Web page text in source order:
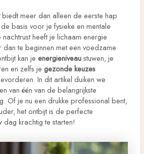
biedt meer dan alleen de eerste hap
basis voor je fysieke en mentale
heeft je lichaam energie
te beginnen met een voedzame
kan je energieniveaustuwen, je
en zelfs je gezonde keuzes
In dit artikel duiken we
van één van de belangrijkste
Of je nu een drukke professional bent,
het ontbijt is de perfecte
krachtig te starten!